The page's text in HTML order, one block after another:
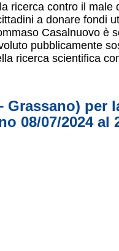
ricerca contro il male
a donare fondi
Casalnuovo è
pubblicamente
ricerca scientifica
Grassano) per
08/07/2024 al